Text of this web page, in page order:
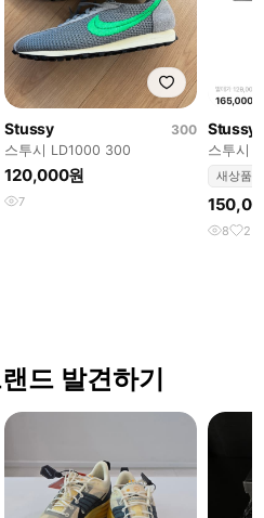
Stussy
300
스투시 LD1000 300
120,000원
7
Stussy
스투시
새상품
8 2
드 발견하기